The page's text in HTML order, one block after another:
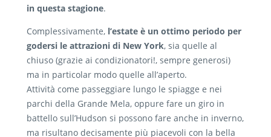
in questa stagione.
Complessivamente, l’estate è un ottimo periodo per
godersi le attrazioni di New York, sia quelle al
chiuso (grazie ai condizionatori!, sempre generosi)
ma in particolar modo quelle all’aperto.
Attività come passeggiare lungo le spiagge e nei
parchi della Grande Mela, oppure fare un giro in
battello sull’Hudson si possono fare anche in inverno,
ma risultano decisamente più piacevoli con la bella